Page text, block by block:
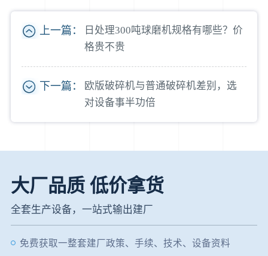
上一篇：
日处理300吨球磨机规格有哪些？价
格贵不贵
下一篇：
欧版破碎机与普通破碎机差别，选
对设备事半功倍
大厂品质 低价拿货
全套生产设备，一站式输出建厂
免费获取一整套建厂政策、手续、技术、设备资料